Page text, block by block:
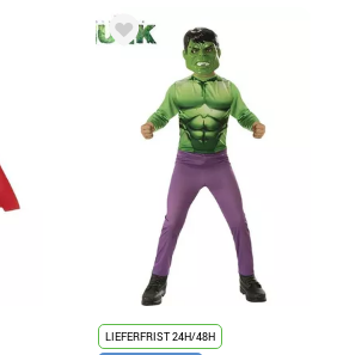
LIEFERFRIST 24H/48H